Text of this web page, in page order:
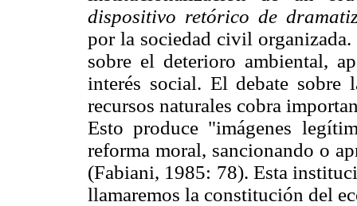
dispositivo retórico de
por la sociedad civil
sobre el deterioro ambiental,
interés social. El debate
recursos naturales cobra
Esto produce "imágenes
reforma moral, sancionando o
(Fabiani, 1985: 78). Esta
llamaremos la constitución del